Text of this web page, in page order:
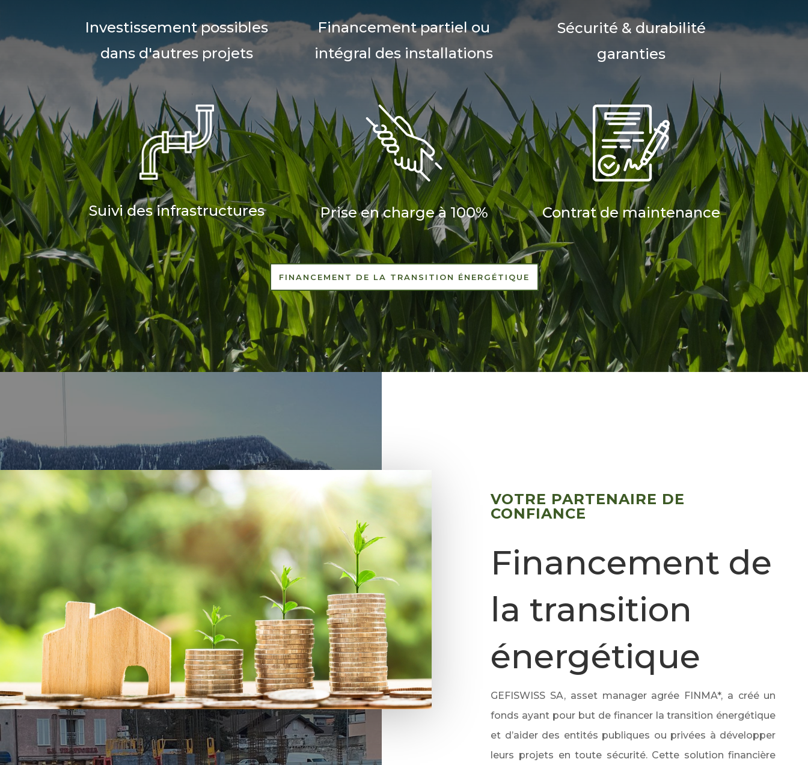
Investissement possibles
dans d'autres projets
Financement partiel ou
intégral des installations
Sécurité & durabilité
garanties
Suivi des infrastructures Prise en charge à 100% Contrat de maintenance
FINANCEMENT DE LA TRANSITION ÉNERGÉTIQUE
VOTRE PARTENAIRE DE
CONFIANCE
Financement de
la transition
énergétique
GEFISWISS SA, asset manager agrée FINMA*, a créé un
fonds ayant pour but de financer la transition énergétique
et d’aider des entités publiques ou privées à développer
leurs projets en toute sécurité. Cette solution financière